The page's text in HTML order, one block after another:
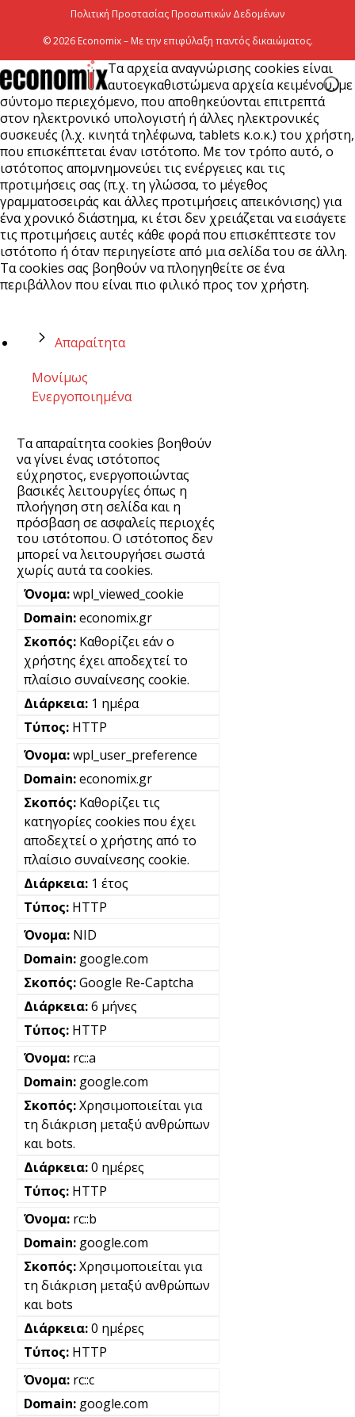
Πολιτική Προστασίας Προσωπικών Δεδομένων
© 2026 Economix – Με την επιφύλαξη παντός δικαιώματος.
Τα αρχεία αναγνώρισης cookies είναι
αυτοεγκαθιστώμενα αρχεία κειμένου, με
σύντομο περιεχόμενο, που αποθηκεύονται επιτρεπτά
στον ηλεκτρονικό υπολογιστή ή άλλες ηλεκτρονικές
συσκευές (λ.χ. κινητά τηλέφωνα, tablets κ.ο.κ.) του χρήστη,
που επισκέπτεται έναν ιστότοπο. Με τον τρόπο αυτό, ο
ιστότοπος απομνημονεύει τις ενέργειες και τις
προτιμήσεις σας (π.χ. τη γλώσσα, το μέγεθος
γραμματοσειράς και άλλες προτιμήσεις απεικόνισης) για
ένα χρονικό διάστημα, κι έτσι δεν χρειάζεται να εισάγετε
τις προτιμήσεις αυτές κάθε φορά που επισκέπτεστε τον
ιστότοπο ή όταν περιηγείστε από μια σελίδα του σε άλλη.
Τα cookies σας βοηθούν να πλοηγηθείτε σε ένα
περιβάλλον που είναι πιο φιλικό προς τον χρήστη.
Απαραίτητα
Μονίμως
Ενεργοποιημένα
Τα απαραίτητα cookies βοηθούν
να γίνει ένας ιστότοπος
εύχρηστος, ενεργοποιώντας
βασικές λειτουργίες όπως η
πλοήγηση στη σελίδα και η
πρόσβαση σε ασφαλείς περιοχές
του ιστότοπου. Ο ιστότοπος δεν
μπορεί να λειτουργήσει σωστά
χωρίς αυτά τα cookies.
wpl_viewed_cookie
economix.gr
Καθορίζει εάν ο
χρήστης έχει αποδεχτεί το
πλαίσιο συναίνεσης cookie.
1 ημέρα
HTTP
wpl_user_preference
economix.gr
Καθορίζει τις
κατηγορίες cookies που έχει
αποδεχτεί ο χρήστης από το
πλαίσιο συναίνεσης cookie.
1 έτος
HTTP
NID
google.com
Google Re-Captcha
6 μήνες
HTTP
rc::a
google.com
Χρησιμοποιείται για
τη διάκριση μεταξύ ανθρώπων
και bots.
0 ημέρες
HTTP
rc::b
google.com
Χρησιμοποιείται για
τη διάκριση μεταξύ ανθρώπων
και bots
0 ημέρες
HTTP
rc::c
google.com